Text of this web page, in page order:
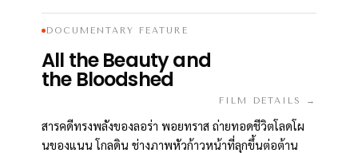
DOCUMENTARY FEATURE
All the Beauty and
the Bloodshed
FILM DETAILS →
สารคดีทรงพลังของลอร่า พอยทราส ถ่ายทอดชีวิตโลดโผ
นของแนน โกลดิน ช่างภาพหัวก้าวหน้าที่ลุกขึ้นต่อต้าน